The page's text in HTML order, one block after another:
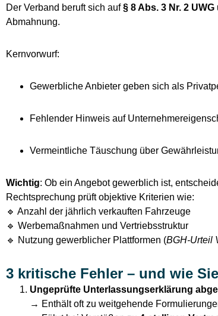
Der Verband beruft sich auf§ 8 Abs. 3 Nr. 2 UWG
Abmahnung.
Kernvorwurf:
Gewerbliche Anbieter geben sich als
Fehlender Hinweis auf
Vermeintliche Täuschung über
Wichtig: Ob ein Angebot gewerblich ist,
Rechtsprechung prüft objektive Kriterien wie:
🔹 Anzahl der jährlich verkauften Fahrzeuge
🔹 Werbemaßnahmen und Vertriebsstruktur
🔹 Nutzung gewerblicher Plattformen (BGH-Urteil
3 kritische Fehler – und wie
Ungeprüfte Unterlassungserklärung
→ Enthält oft zu weitgehende